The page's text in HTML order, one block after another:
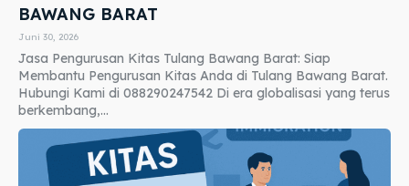
BAWANG BARAT
Juni 30, 2026
Jasa Pengurusan Kitas Tulang Bawang Barat: Siap
Membantu Pengurusan Kitas Anda di Tulang Bawang Barat.
Hubungi Kami di 088290247542 Di era globalisasi yang terus
berkembang,...